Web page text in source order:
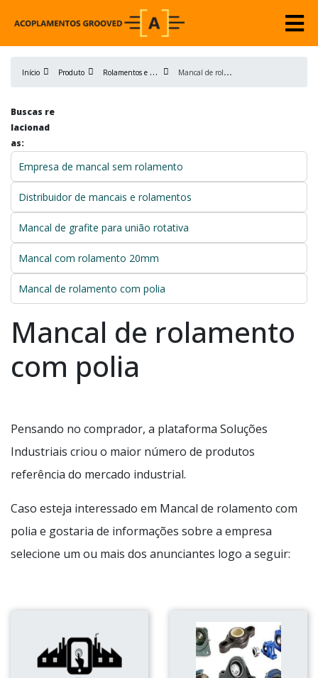
Início Produto R
olamentos e Mancais M
ancal de rolamento com polia
Buscas re
lacionad
as:
Empresa de mancal sem rolamento
Distribuidor de mancais e rolamentos
Mancal de grafite para união rotativa
Mancal com rolamento 20mm
Mancal de rolamento com polia
Mancal de rolamento
com polia
Pensando no comprador, a plataforma Soluções
Industriais criou o maior número de produtos
referência do mercado industrial.
Caso esteja interessado em Mancal de rolamento com
polia e gostaria de informações sobre a empresa
selecione um ou mais dos anunciantes logo a seguir: